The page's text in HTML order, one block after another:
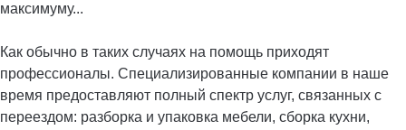
максимуму...
Как обычно в таких случаях на помощь приходят
профессионалы. Специализированные компании в наше
время предоставляют полный спектр услуг, связанных с
переездом: разборка и упаковка мебели, сборка кухни,